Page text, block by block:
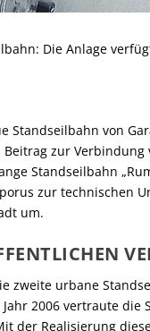
Die Anlage
Standseilbahn von
zur
Standseilbahn
zur technischen
um.
zweite urbane
Jahr 2006 vertraute
der Realisierung